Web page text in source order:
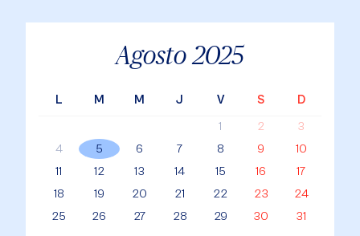
Agosto 2025
L M M J V S
D
1
2
3
4
5 6 7 8 9
10
11
12 13 14 15 16
17
18
19 20 21 22 23
24
25
26 27 28 29 30 31